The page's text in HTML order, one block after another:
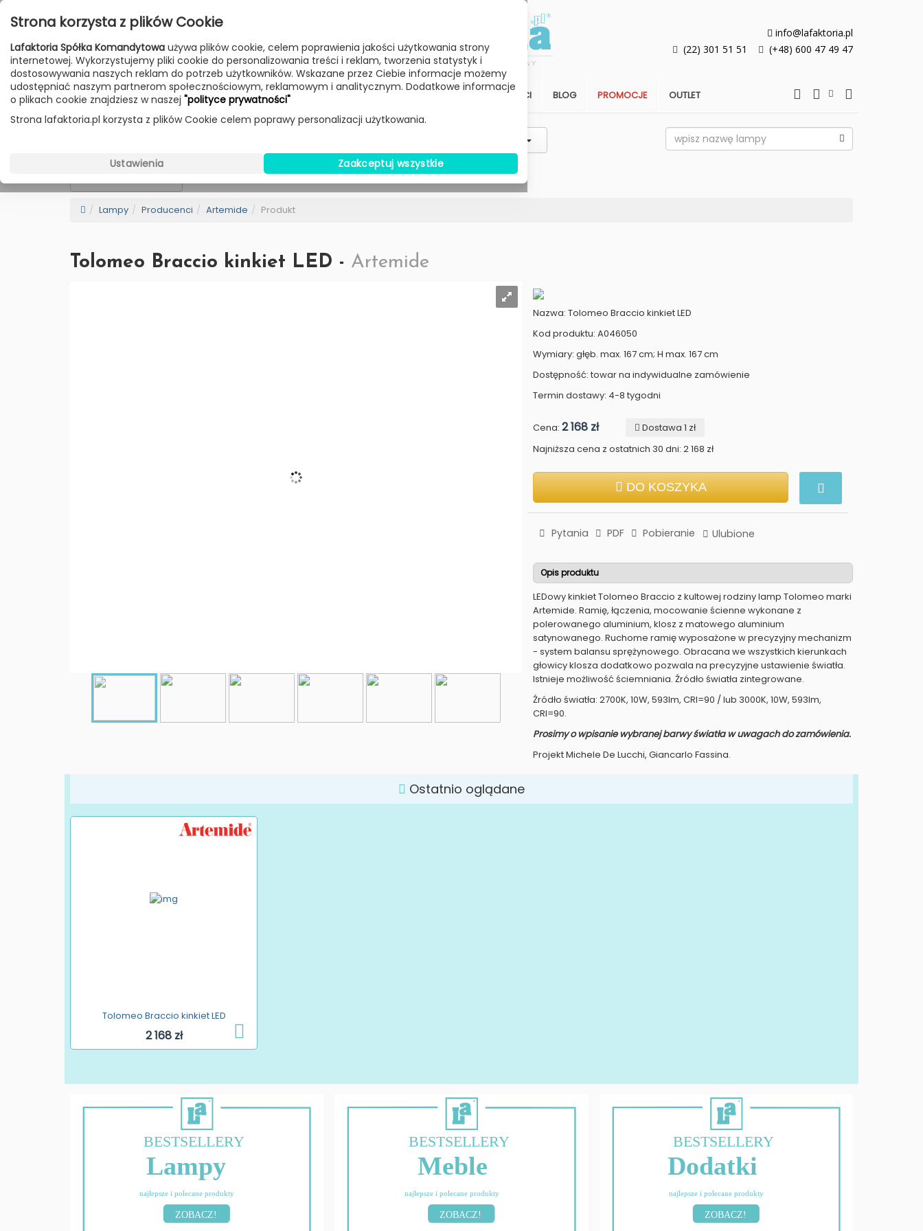
Przejdź do treści
Poniedziałek - Piątek 10:00-18:00
Sobota 10:00-14:00
info@lafaktoria.pl
(22) 301 51 51
(+48) 600 47 49 47
HOME LAMPY MEBLE DODATKI STREFA KLIENTA ARCHITEKCI BLOG PROMOCJE OUTLET
BESTSELLER W MAGAZYNIE
Lampy Producenci Artemide Produkt
Tolomeo Braccio kinkiet LED - Artemide
Nazwa: Tolomeo Braccio kinkiet LED
Kod produktu: A046050
Wymiary: głęb. max. 167 cm; H max. 167 cm
Dostępność: towar na indywidualne zamówienie
Termin dostawy: 4-8 tygodni
Cena:2 168 zł
Dostawa 1 zł
Najniższa cena z ostatnich 30 dni: 2 168 zł
DO KOSZYKA
Pytania PDF Pobieranie Ulubione
Opis produktu
LEDowy kinkiet Tolomeo Braccio z kultowej rodziny lamp Tolomeo marki
Artemide. Ramię, łączenia, mocowanie ścienne wykonane z
polerowanego aluminium, klosz z matowego aluminium
satynowanego. Ruchome ramię wyposażone w precyzyjny mechanizm
- system balansu sprężynowego. Obracana we wszystkich kierunkach
głowicy klosza dodatkowo pozwala na precyzyjne ustawienie światła.
Istnieje możliwość ściemniania. Źródło światła zintegrowane.
Źródło światła: 2700K, 10W, 593lm, CRI=90 / lub 3000K, 10W, 593lm,
CRI=90.
Prosimy o wpisanie wybranej barwy światła w uwagach do zamówienia.
Projekt Michele De Lucchi, Giancarlo Fassina.
Ostatnio oglądane
Tolomeo Braccio kinkiet LED
2 168 zł
BESTSELLERY
Lampy
najlepsze i polecane produkty
ZOBACZ!
BESTSELLERY
Meble
najlepsze i polecane produkty
ZOBACZ!
BESTSELLERY
Dodatki
najlepsze i polecane produkty
ZOBACZ!
Strona korzysta z plików Cookie
Lafaktoria Spółka Komandytowa używa plików cookie, celem poprawienia jakości użytkowania strony
internetowej. Wykorzystujemy pliki cookie do personalizowania treści i reklam, tworzenia statystyk i
dostosowywania naszych reklam do potrzeb użytkowników. Wskazane przez Ciebie informacje możemy
udostępniać naszym partnerom społecznościowym, reklamowym i analitycznym. Dodatkowe informacje
o plikach cookie znajdziesz w naszej "polityce prywatności"
Strona lafaktoria.pl korzysta z plików Cookie celem poprawy personalizacji użytkowania.
Zaakceptuj wszystkie
Ustawienia